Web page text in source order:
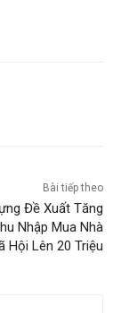
Bài tiếp theo
Đề Xuất Tăng
Nhập Mua Nhà
Hội Lên 20 Triệu